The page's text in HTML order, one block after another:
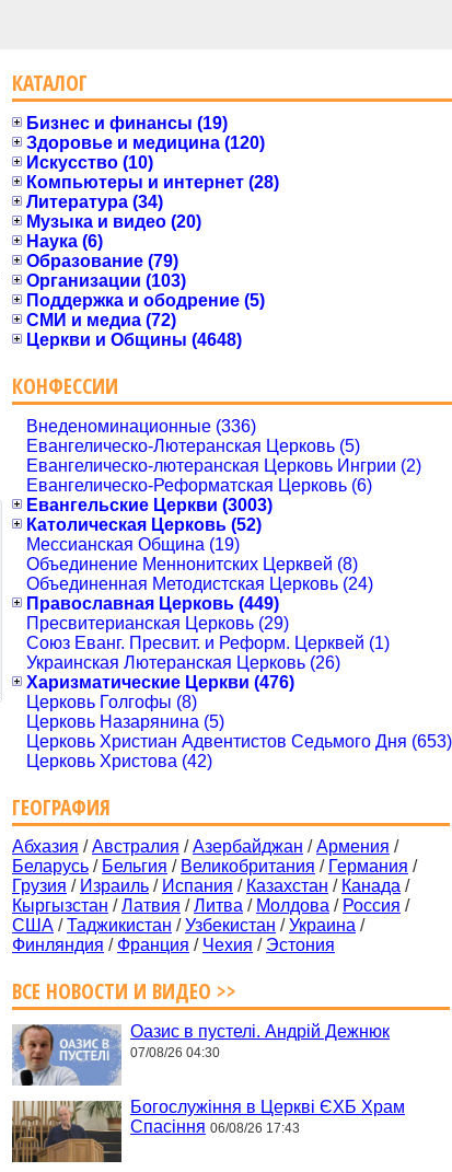
КАТАЛОГ
Бизнес и финансы (19)
Здоровье и медицина (120)
Искусство (10)
Компьютеры и интернет (28)
Литература (34)
Музыка и видео (20)
Наука (6)
Образование (79)
Организации (103)
Поддержка и ободрение (5)
СМИ и медиа (72)
Церкви и Общины (4648)
КОНФЕССИИ
Внеденоминационные (336)
Евангелическо-Лютеранская Церковь (5)
Евангелическо-лютеранская Церковь Ингрии (2)
Евангелическо-Реформатская Церковь (6)
Евангельские Церкви (3003)
Католическая Церковь (52)
Мессианская Община (19)
Объединение Меннонитских Церквей (8)
Объединенная Методистская Церковь (24)
Православная Церковь (449)
Пресвитерианская Церковь (29)
Союз Еванг. Пресвит. и Реформ. Церквей (1)
Украинская Лютеранская Церковь (26)
Харизматические Церкви (476)
Церковь Голгофы (8)
Церковь Назарянина (5)
Церковь Христиан Адвентистов Седьмого Дня (653)
Церковь Христова (42)
ГЕОГРАФИЯ
Абхазия /Австралия /Азербайджан /Армения /
Беларусь / Бельгия / Великобритания / Германия /
Грузия / Израиль / Испания / Казахстан / Канада /
Кыргызстан /Латвия /Литва / Молдова / Россия /
США /Таджикистан /Узбекистан /Украина /
Финляндия / Франция / Чехия / Эстония
ВСЕ НОВОСТИ И ВИДЕО >>
Оазис в пустелі. Андрій Дежнюк
07/08/26 04:30
Богослужіння в Церкві ЄХБ Храм
Спасіння 06/08/26 17:43